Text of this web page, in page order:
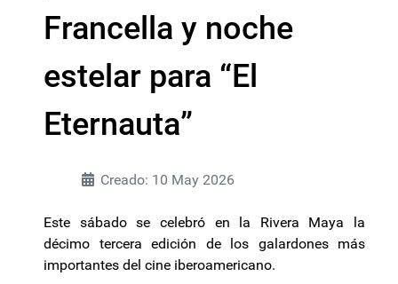
Francella y noche
estelar para “El
Eternauta”
Creado: 10 May 2026
Este sábado se celebró en la Rivera Maya la
décimo tercera edición de los galardones más
importantes del cine iberoamericano.